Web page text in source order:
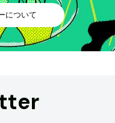
について